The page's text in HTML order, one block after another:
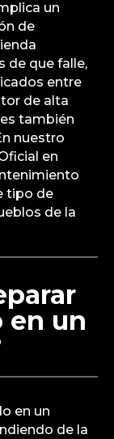
un
de
de que falle,
entre
de alta
también
nuestro
en
tipo de
de la
en un
en un
de la